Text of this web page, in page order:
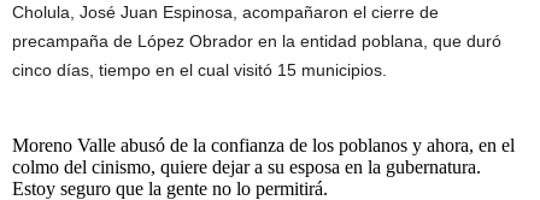
Cholula, José Juan Espinosa, acompañaron el cierre de
precampaña de López Obrador en la entidad poblana, que duró
cinco días, tiempo en el cual visitó 15 municipios.
Moreno Valle abusó de la confianza de los poblanos y ahora, en el
colmo del cinismo, quiere dejar a su esposa en la gubernatura.
Estoy seguro que la gente no lo permitirá.